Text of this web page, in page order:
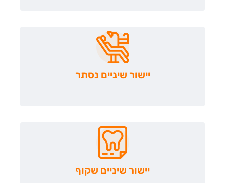
יישור שיניים נסתר
יישור שיניים שקוף